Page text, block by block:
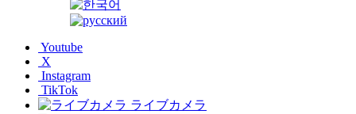
Youtube
X
Instagram
TikTok
ライブカメラ